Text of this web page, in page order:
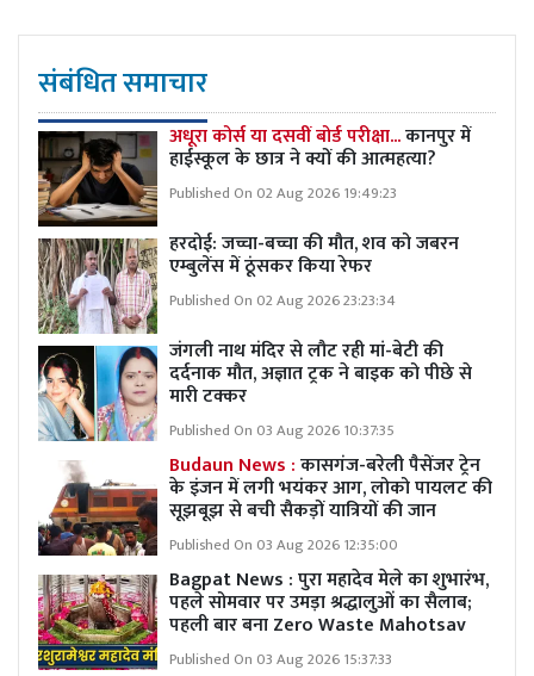
संबंधित समाचार
अधूरा कोर्स या दसवीं बोर्ड परीक्षा...कानपुर में
हाईस्कूल के छात्र ने क्यों की आत्महत्या?
Published On 02 Aug 2026 19:49:23
हरदोई: जच्चा-बच्चा की मौत, शव को जबरन
एम्बुलेंस में ठूंसकर किया रेफर
Published On 02 Aug 2026 23:23:34
जंगली नाथ मंदिर से लौट रही मां-बेटी की
दर्दनाक मौत, अज्ञात ट्रक ने बाइक को पीछे से
मारी टक्कर
Published On 03 Aug 2026 10:37:35
Budaun News :कासगंज-बरेली पैसेंजर ट्रेन
के इंजन में लगी भयंकर आग, लोको पायलट की
सूझबूझ से बची सैकड़ों यात्रियों की जान
Published On 03 Aug 2026 12:35:00
Bagpat News : पुरा महादेव मेले का शुभारंभ,
पहले सोमवार पर उमड़ा श्रद्धालुओं का सैलाब;
पहली बार बना Zero Waste Mahotsav
Published On 03 Aug 2026 15:37:33